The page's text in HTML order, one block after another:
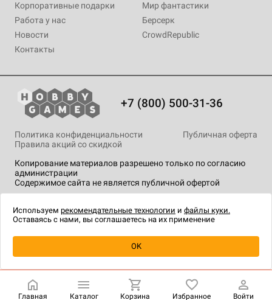
Уведомить о наличии
Корпоративные подарки
Работа у нас
Новости
Контакты
Мир фантастики
Берсерк
CrowdRepublic
+7 (800) 500-31-36
Копирование материалов разрешено только по согласию
администрации
Содержимое сайта не является публичной офертой
Политика конфиденциальности
Публичная оферта
Правила акций со скидкой
технологии.
Главная Каталог Корзина Избранное Войти
Используем рекомендательные технологии и файлы куки.
Оставаясь с нами, вы соглашаетесь на их применение
OK